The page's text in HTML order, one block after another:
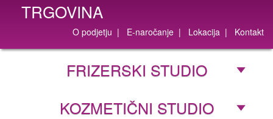
TRGOVINA
O podjetju | E-naročanje | Lokacija | Kontakt
FRIZERSKI STUDIO
KOZMETIČNI STUDIO